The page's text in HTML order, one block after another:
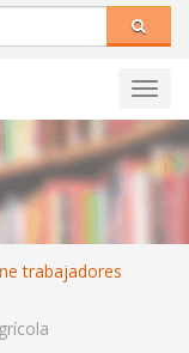
trabajadores